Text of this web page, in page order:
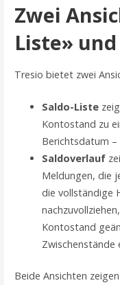
Zwei
Liste»
Tresio bietet zwei
Saldo-Liste
Kontostand zu
Berichtsdatum
Saldoverlauf
Meldungen, die
die vollständige
Kontostand
Zwischenstände
Beide Ansichten